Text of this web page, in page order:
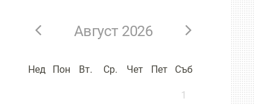
Август 2026
Нед Пон Вт. Ср. Чет Пет Съб
1